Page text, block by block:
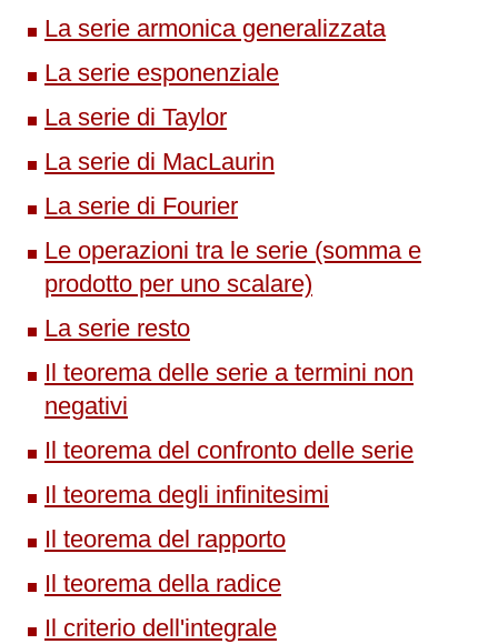
La serie armonica generalizzata
La serie esponenziale
La serie di Taylor
La serie di MacLaurin
La serie di Fourier
Le operazioni tra le serie (somma e
prodotto per uno scalare)
La serie resto
Il teorema delle serie a termini non
negativi
Il teorema del confronto delle serie
Il teorema degli infinitesimi
Il teorema del rapporto
Il teorema della radice
Il criterio dell'integrale